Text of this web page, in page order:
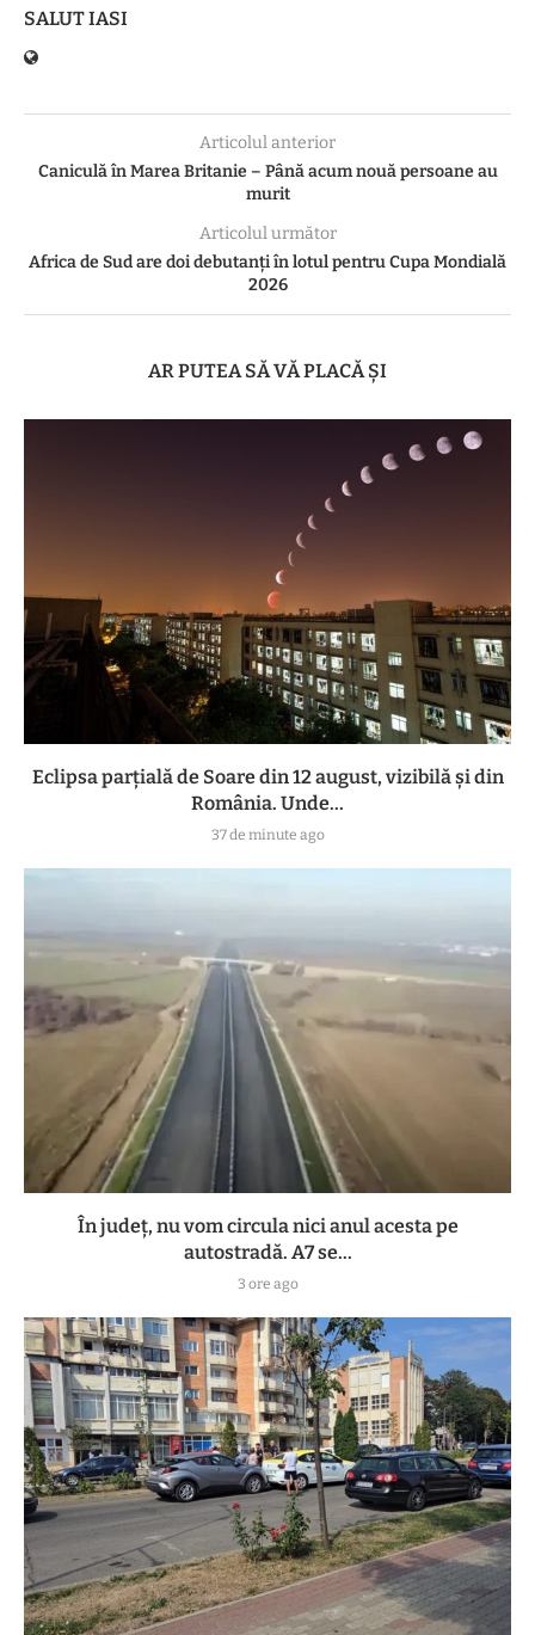
SALUT IASI
Articolul anterior
Caniculă în Marea Britanie – Până acum nouă persoane au
murit
Articolul următor
Africa de Sud are doi debutanți în lotul pentru Cupa Mondială
2026
AR PUTEA SĂ VĂ PLACĂ ȘI
Eclipsa parțială de Soare din 12 august, vizibilă și din
România. Unde...
37 de minute ago
În județ, nu vom circula nici anul acesta pe
autostradă. A7 se...
3 ore ago